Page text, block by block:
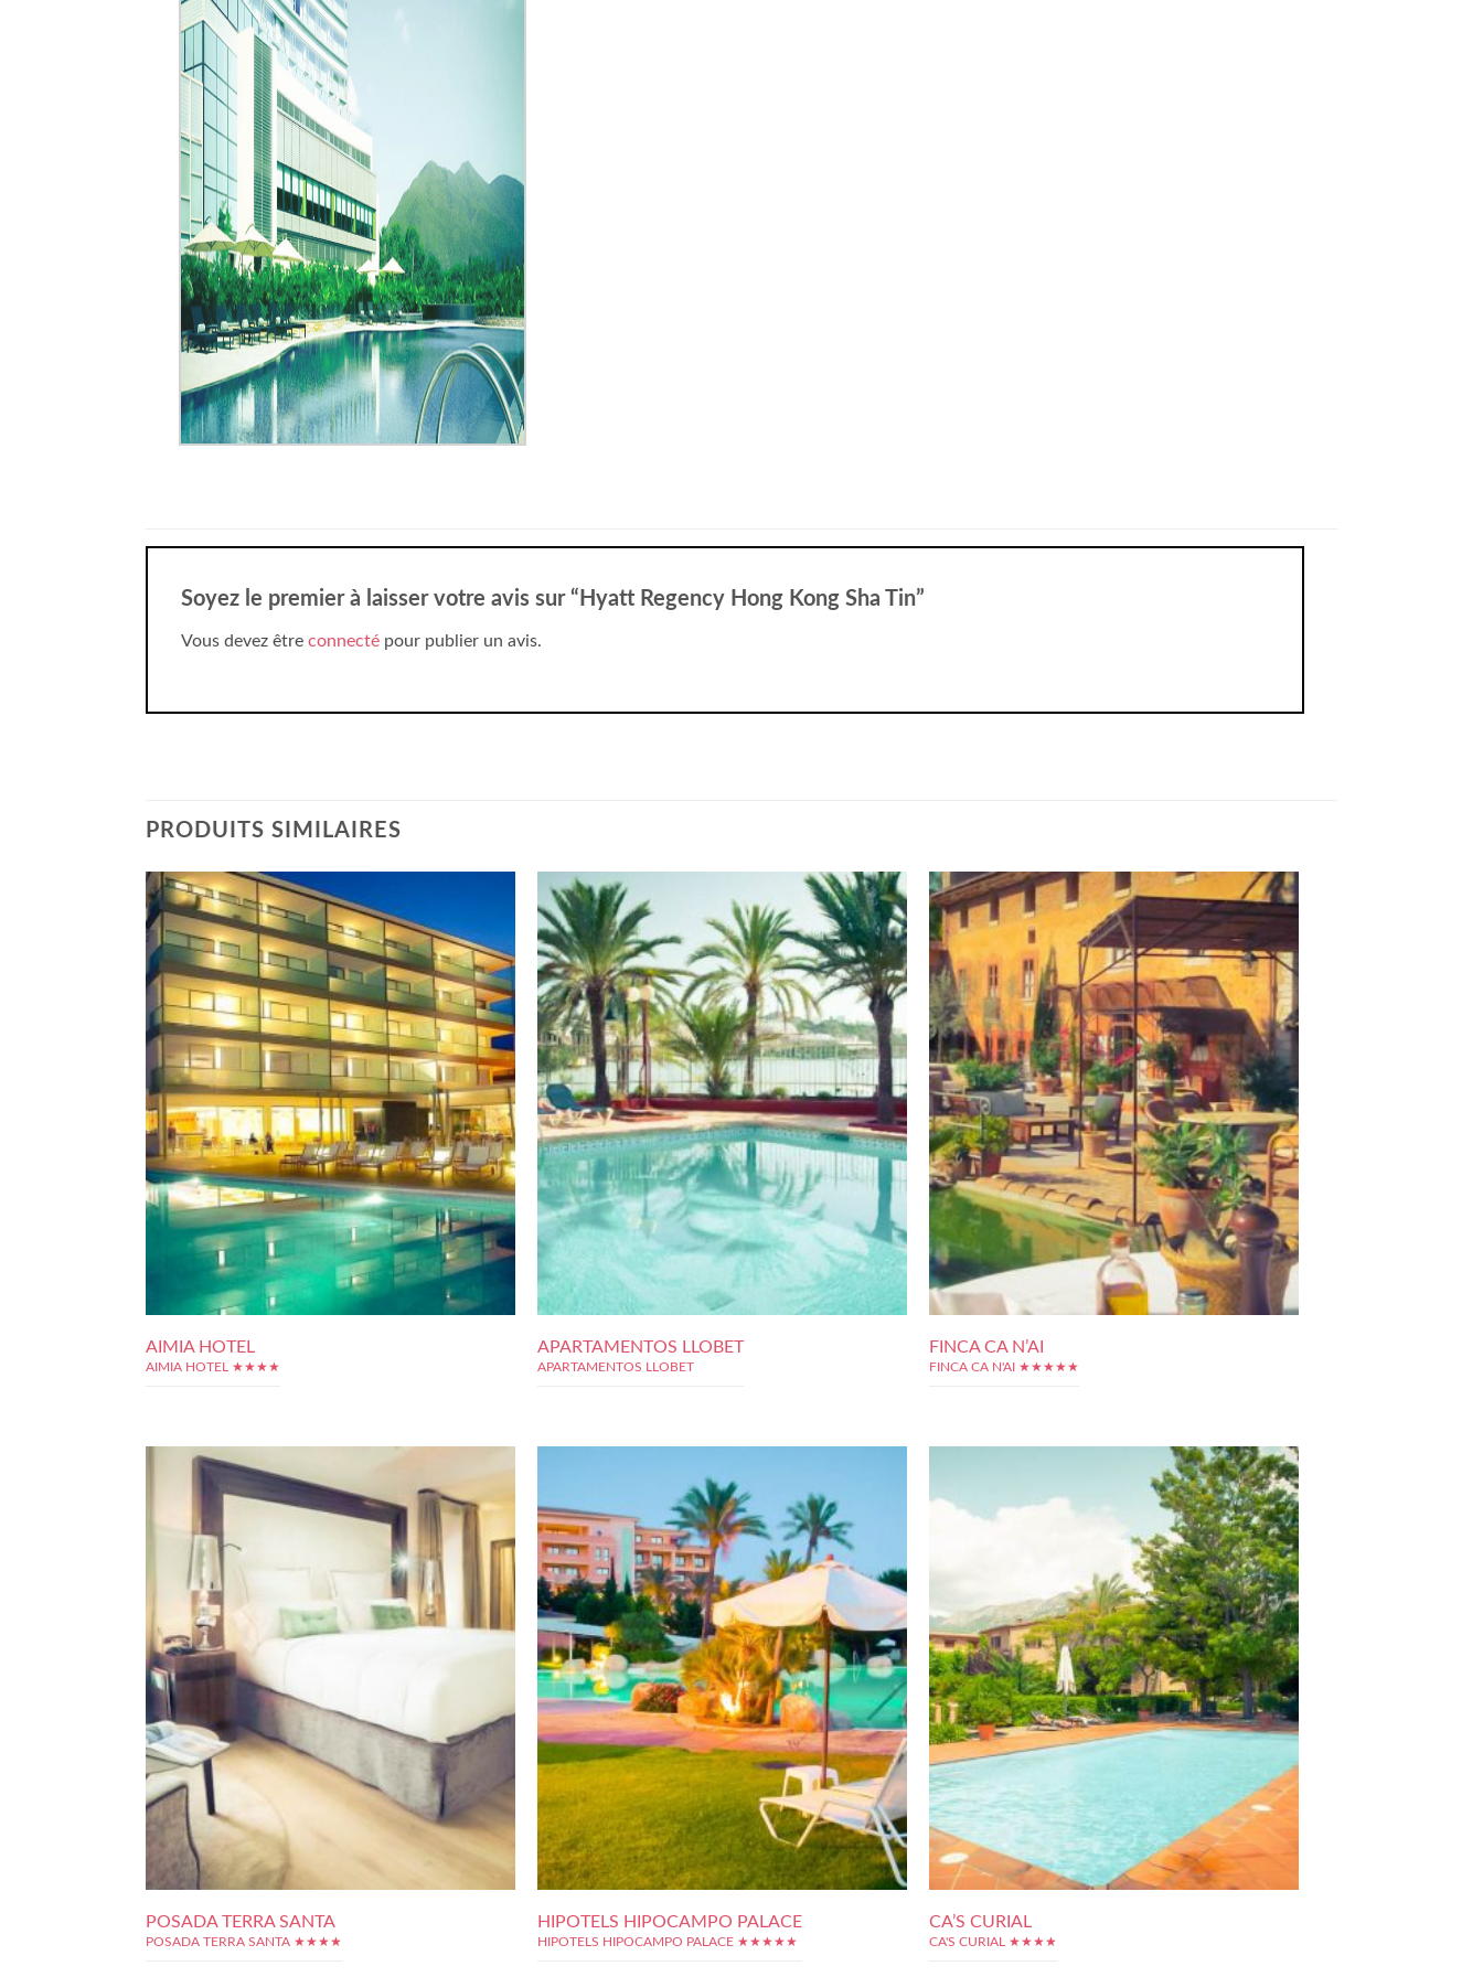
Soyez le premier à laisser votre avis sur “Hyatt Regency Hong Kong Sha Tin”
Vous devez être connecté pour publier un avis.
PRODUITS SIMILAIRES
AIMIA HOTEL
AIMIA HOTEL ★★★★
APARTAMENTOS LLOBET
APARTAMENTOS LLOBET
FINCA CA N’AI
FINCA CA N'AI ★★★★★
POSADA TERRA SANTA
POSADA TERRA SANTA ★★★★
HIPOTELS HIPOCAMPO PALACE
HIPOTELS HIPOCAMPO PALACE ★★★★★
CA’S CURIAL
CA'S CURIAL ★★★★